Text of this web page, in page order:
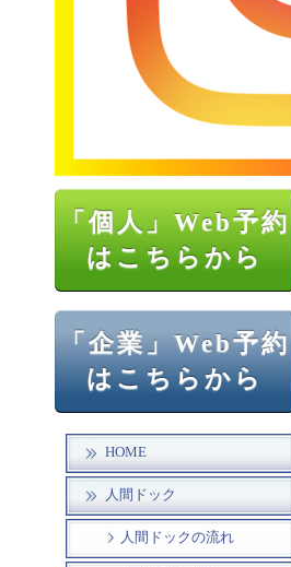
「個人」Web予約
はこちらから
「企業」Web予約
はこちらから
HOME
人間ドック
人間ドックの流れ